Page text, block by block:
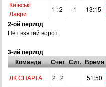
Київськi
Лаври
1 : 2 -1 13:15
2-ой период
Нет взятий ворот
3-ий период
Команда
Счет Сит. Время
ЛК СПАРТА 2 : 2 51:50